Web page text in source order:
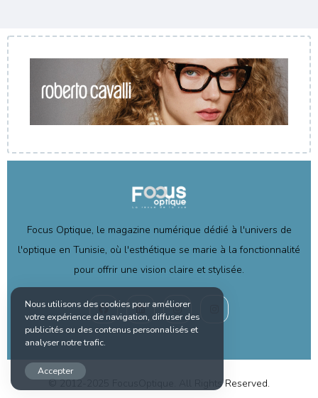
Focus Optique, le magazine numérique dédié à l'univers de
l'optique en Tunisie, où l'esthétique se marie à la fonctionnalité
pour offrir une vision claire et stylisée.
© 2012-2025 FocusOptique. All Rights Reserved.
Nous utilisons des cookies pour améliorer
votre expérience de navigation, diffuser des
publicités ou des contenus personnalisés et
analyser notre trafic.
Accepter